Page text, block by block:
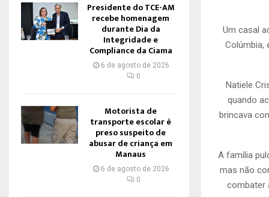
Um casal
Colúmbia,
Natiele
quando
brincava
A família
mas não
combater
Presidente do TCE-AM
recebe homenagem
durante Dia da
Integridade e
Compliance da Ciama
6 de agosto de 2026
0
Motorista de
transporte escolar é
preso suspeito de
abusar de criança em
Manaus
6 de agosto de 2026
0